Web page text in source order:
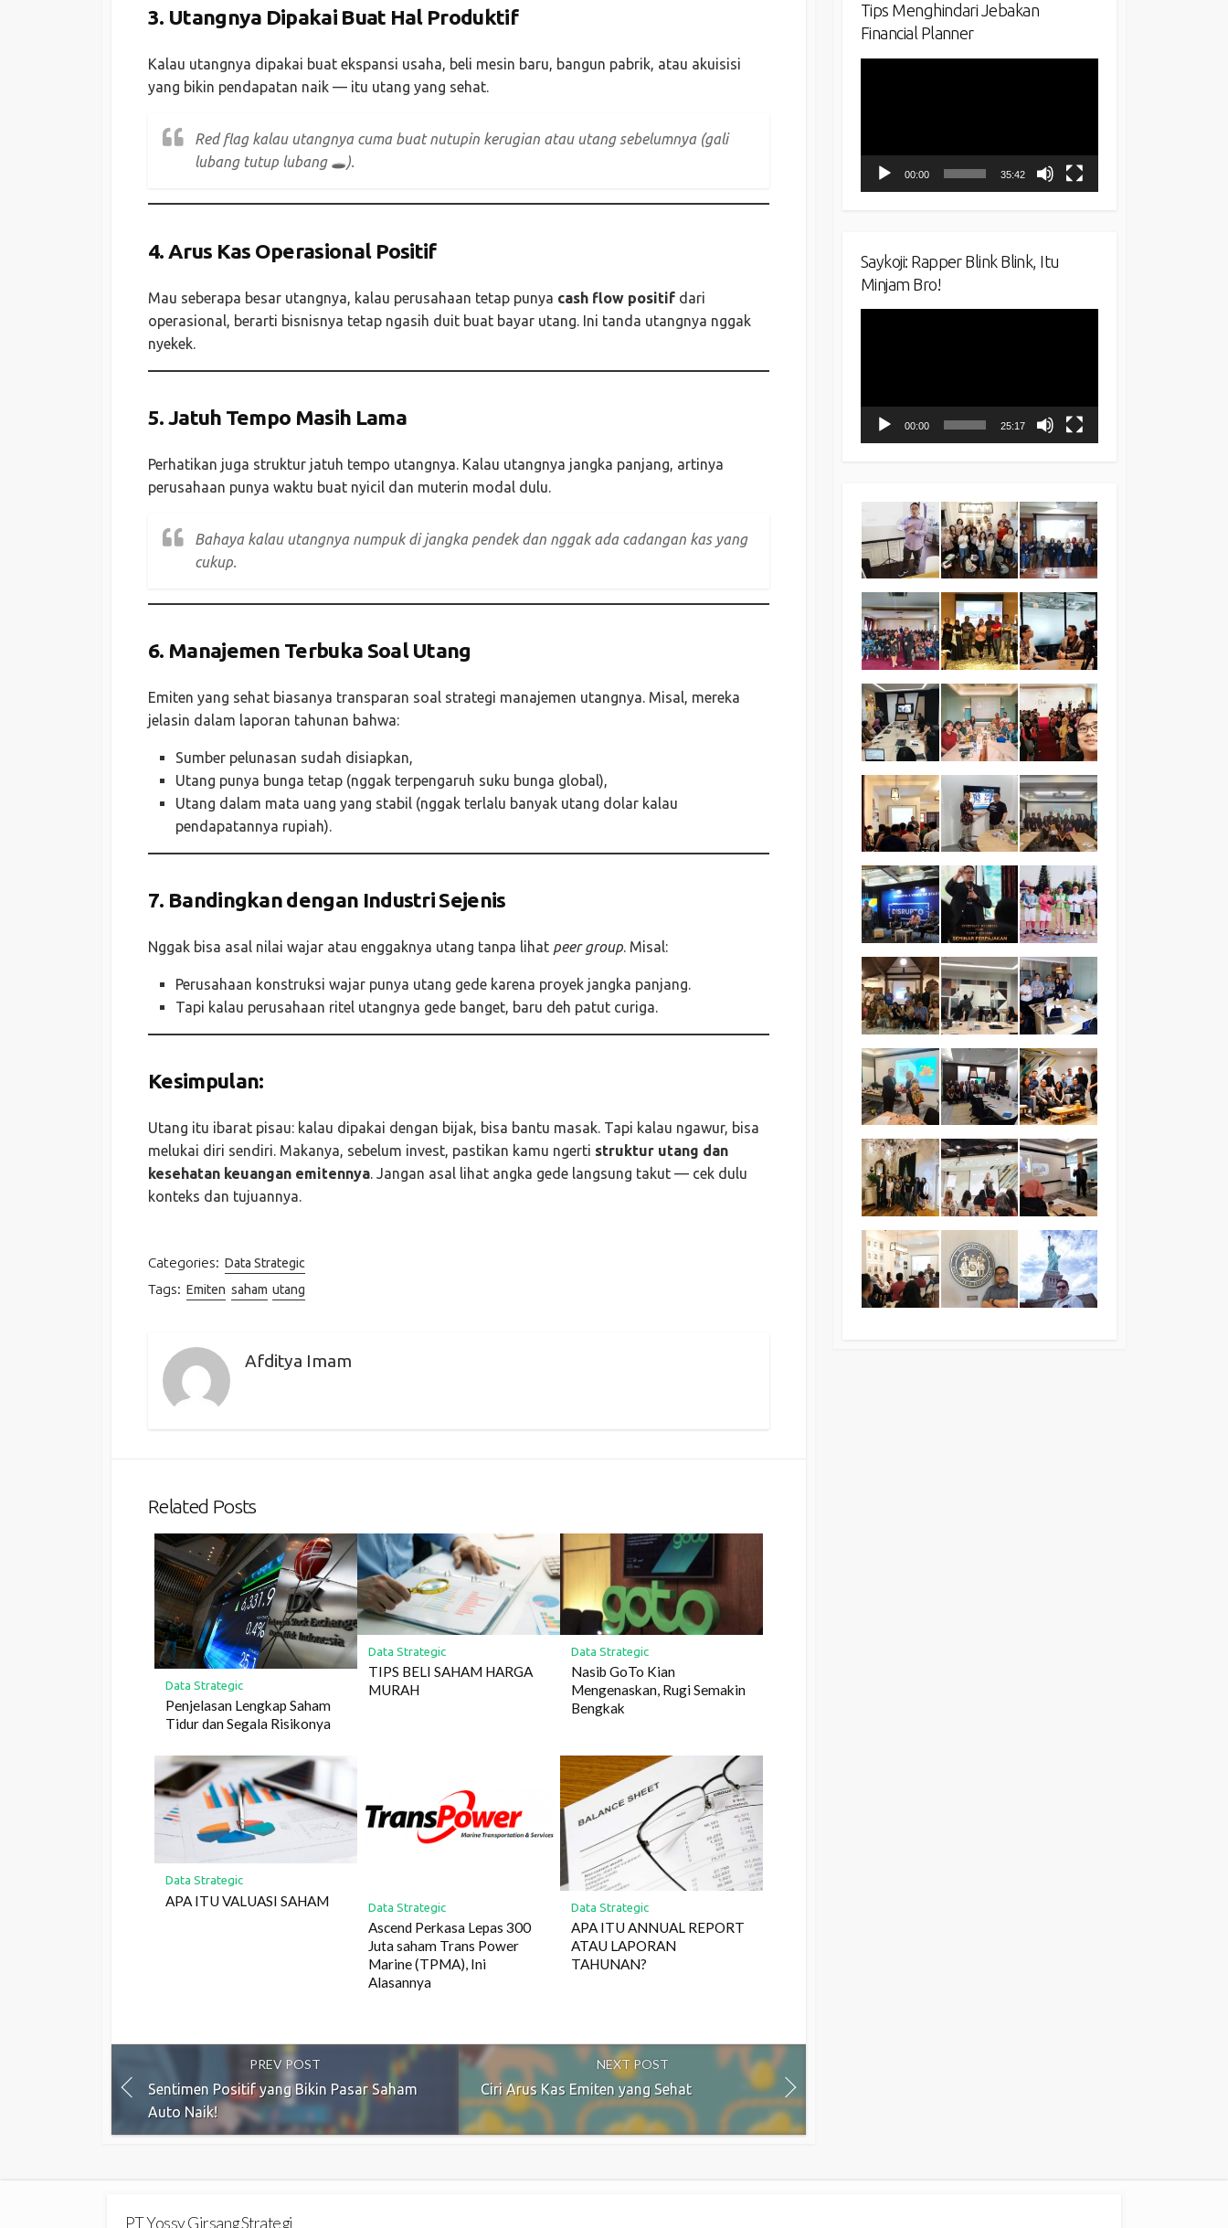
3. Utangnya Dipakai Buat Hal Produktif
Kalau utangnya dipakai buat ekspansi usaha, beli mesin baru, bangun pabrik, atau akuisisi
yang bikin pendapatan naik — itu utang yang sehat.
Red flag kalau utangnya cuma buat nutupin kerugian atau utang sebelumnya (gali
lubang tutup lubang 🕳️).
4. Arus Kas Operasional Positif
Mau seberapa besar utangnya, kalau perusahaan tetap punya cash flow positif dari
operasional, berarti bisnisnya tetap ngasih duit buat bayar utang. Ini tanda utangnya nggak
nyekek.
5. Jatuh Tempo Masih Lama
Perhatikan juga struktur jatuh tempo utangnya. Kalau utangnya jangka panjang, artinya
perusahaan punya waktu buat nyicil dan muterin modal dulu.
Bahaya kalau utangnya numpuk di jangka pendek dan nggak ada cadangan kas yang
cukup.
6. Manajemen Terbuka Soal Utang
Emiten yang sehat biasanya transparan soal strategi manajemen utangnya. Misal, mereka
jelasin dalam laporan tahunan bahwa:
Sumber pelunasan sudah disiapkan,
Utang punya bunga tetap (nggak terpengaruh suku bunga global),
Utang dalam mata uang yang stabil (nggak terlalu banyak utang dolar kalau
pendapatannya rupiah).
7. Bandingkan dengan Industri Sejenis
Nggak bisa asal nilai wajar atau enggaknya utang tanpa lihat peer group. Misal:
Perusahaan konstruksi wajar punya utang gede karena proyek jangka panjang.
Tapi kalau perusahaan ritel utangnya gede banget, baru deh patut curiga.
Kesimpulan:
Utang itu ibarat pisau: kalau dipakai dengan bijak, bisa bantu masak. Tapi kalau ngawur, bisa
melukai diri sendiri. Makanya, sebelum invest, pastikan kamu ngerti struktur utang dan
kesehatan keuangan emitennya. Jangan asal lihat angka gede langsung takut — cek dulu
konteks dan tujuannya.
Categories: Data Strategic
Tags: Emiten saham utang
Afditya Imam
Related Posts
Data Strategic
Penjelasan Lengkap Saham
Tidur dan Segala Risikonya
Data Strategic
TIPS BELI SAHAM HARGA
MURAH
Data Strategic
Nasib GoTo Kian
Mengenaskan, Rugi Semakin
Bengkak
Data Strategic
APA ITU VALUASI SAHAM Data Strategic
Ascend Perkasa Lepas 300
Juta saham Trans Power
Marine (TPMA), Ini
Alasannya
Data Strategic
APA ITU ANNUAL REPORT
ATAU LAPORAN
TAHUNAN?
PREV POST
Sentimen Positif yang Bikin Pasar Saham
Auto Naik!
NEXT POST
Ciri Arus Kas Emiten yang Sehat
Tips Menghindari Jebakan
Financial Planner
00:00 35:42
Saykoji: Rapper Blink Blink, Itu
Minjam Bro!
00:00 25:17
PT Yossy Girsang Strategi